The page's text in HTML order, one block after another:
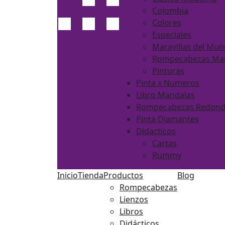
Colombia
Colores
Especiales
Maravillas del
Rompecabezas
Pinturas
Pinta x Numeros
Libro Mandalas
Rompecabezas
Pinta Diamantes
Didacticos
Cartas
Rummy
InicioTiendaProductos
Rompecabezas
Lienzos
Libros
Blog